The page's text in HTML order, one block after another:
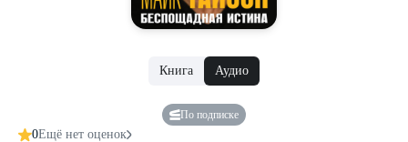
Книга Аудио
По подписке
0Ещё нет оценок